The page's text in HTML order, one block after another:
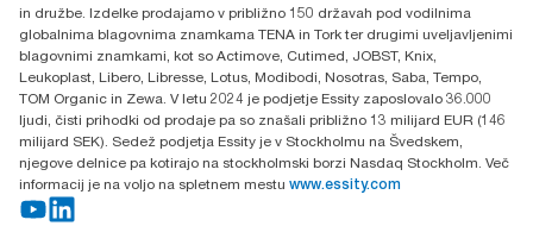
in družbe. Izdelke prodajamo v približno 150 državah pod vodilnima
globalnima blagovnima znamkama TENA in Tork ter drugimi uveljavljenimi
blagovnimi znamkami, kot so Actimove, Cutimed, JOBST, Knix,
Leukoplast, Libero, Libresse, Lotus, Modibodi, Nosotras, Saba, Tempo,
TOM Organic in Zewa. V letu 2024 je podjetje Essity zaposlovalo 36.000
ljudi, čisti prihodki od prodaje pa so znašali približno 13 milijard EUR (146
milijard SEK). Sedež podjetja Essity je v Stockholmu na Švedskem,
njegove delnice pa kotirajo na stockholmski borzi Nasdaq Stockholm. Več
informacij je na voljo na spletnem mestu www.essity.com